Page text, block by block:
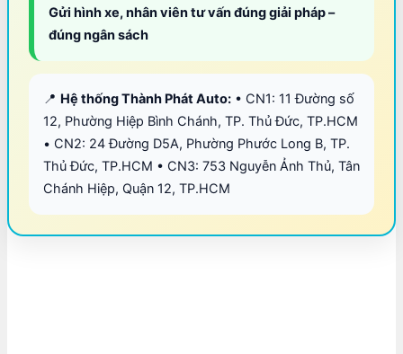
Gửi hình xe, nhân viên tư vấn đúng giải pháp –
đúng ngân sách
📍 Hệ thống Thành Phát Auto: • CN1: 11 Đường số
12, Phường Hiệp Bình Chánh, TP. Thủ Đức, TP.HCM
• CN2: 24 Đường D5A, Phường Phước Long B, TP.
Thủ Đức, TP.HCM • CN3: 753 Nguyễn Ảnh Thủ, Tân
Chánh Hiệp, Quận 12, TP.HCM